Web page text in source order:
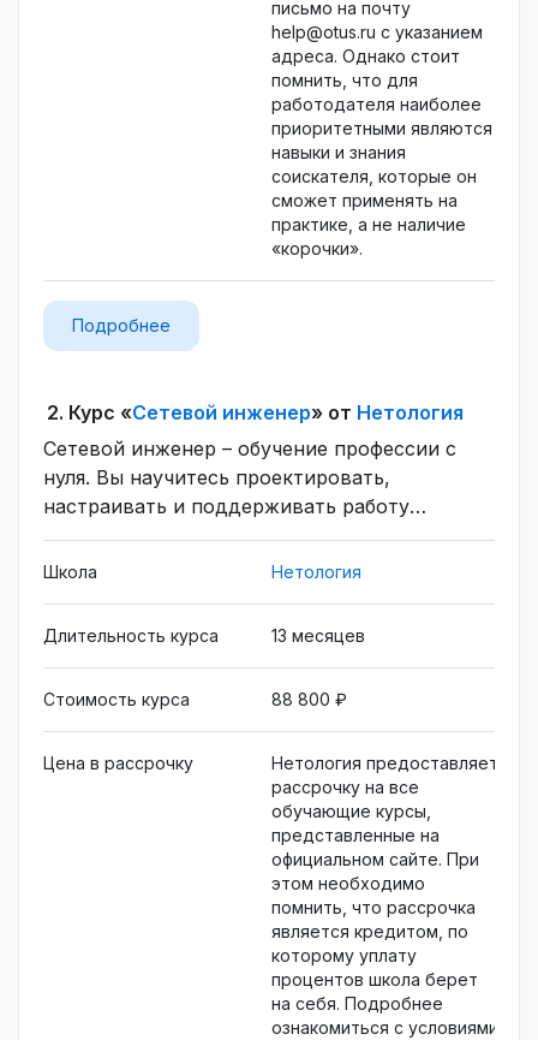
письмо на почту
help@otus.ru с указанием
адреса. Однако стоит
помнить, что для
работодателя наиболее
приоритетными являются
навыки и знания
соискателя, которые он
сможет применять на
практике, а не наличие
«корочки».
Подробнее
2. Курс «Сетевой инженер» от Нетология
Сетевой инженер – обучение профессии с
нуля. Вы научитесь проектировать,
настраивать и поддерживать работу
сетевого оборудования, обеспечивать
безопасность функционирования локальных
через 7 месяцев обучения
Школа Нетология
Длительность курса 13 месяцев
Стоимость курса 88 800 ₽
Цена в рассрочку
Нетология предоставляет
рассрочку на все
обучающие курсы,
представленные на
официальном сайте. При
этом необходимо
помнить, что рассрочка
является кредитом, по
которому уплату
процентов школа берет
на себя. Подробнее
ознакомиться с условиями